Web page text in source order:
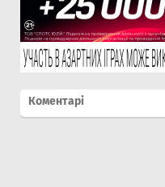
Коментарі